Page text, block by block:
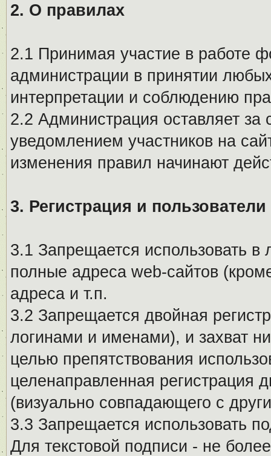
2. О правилах
2.1 Принимая участие в работе
администрации в принятии
интерпретации и соблюдению
2.2 Администрация оставляет
уведомлением участников на
изменения правил начинают
3. Регистрация и пользователи
3.1 Запрещается использовать
полные адреса web-сайтов
адреса и т.п.
3.2 Запрещается двойная
логинами и именами), и захват
целью препятствования
целенаправленная регистрация
(визуально совпадающего с
3.3 Запрещается использовать
Для текстовой подписи - не